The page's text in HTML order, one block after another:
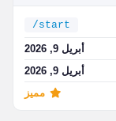
/start
أبريل 9, 2026
أبريل 9, 2026
مميز